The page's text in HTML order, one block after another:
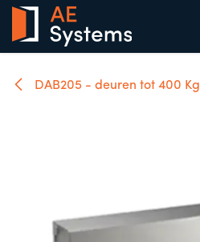
Overslaan naar inhoud
DAB205 - deuren tot 400 Kg